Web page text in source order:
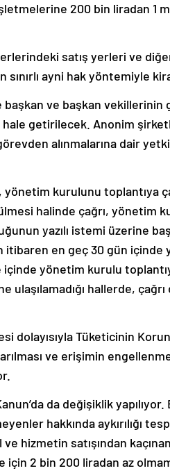
200 bin liradan 1
satış yerleri ve
ayni hak yöntemiyle
ve başkan vekillerinin
getirilecek. Anonim
alınmalarına dair
kurulunu toplantıya
halinde çağrı, yönetim
yazılı istemi üzerine
en geç 30 gün içinde
yönetim kurulu
ulaşılamadığı hallerde,
dolayısıyla Tüketicinin
ve erişimin
da değişiklik yapılıyor.
hakkında aykırılığı
hizmetin satışından
2 bin 200 liradan az